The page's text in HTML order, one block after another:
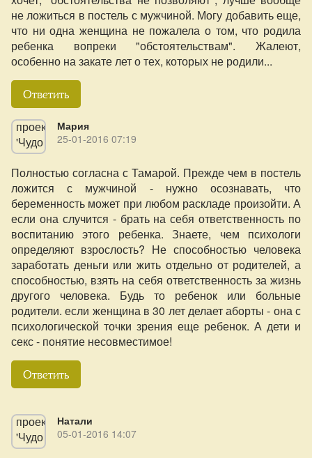
не ложиться в постель с мужчиной. Могу добавить еще,
что ни одна женщина не пожалела о том, что родила
ребенка вопреки "обстоятельствам". Жалеют,
особенно на закате лет о тех, которых не родили...
Ответить
Мария
25-01-2016 07:19
Полностью согласна с Тамарой. Прежде чем в постель
ложится с мужчиной - нужно осознавать, что
беременность может при любом раскладе произойти. А
если она случится - брать на себя ответственность по
воспитанию этого ребенка. Знаете, чем психологи
определяют взрослость? Не способностью человека
заработать деньги или жить отдельно от родителей, а
способностью, взять на себя ответственность за жизнь
другого человека. Будь то ребенок или больные
родители. если женщина в 30 лет делает аборты - она с
психологической точки зрения еще ребенок. А дети и
секс - понятие несовместимое!
Ответить
Натали
05-01-2016 14:07